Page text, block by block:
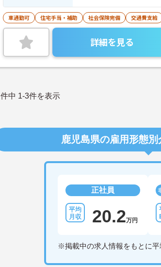
車通勤可 住宅手当・補助 社会保険完備 交通費支給
詳細を見る
件中 1-3件を表示
鹿児島県の雇用形態
正社員
20.2万円
※掲載中の求人情報をもとに